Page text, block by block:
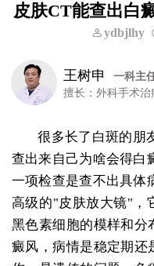
皮肤CT能查出白
ydbjlhy
王树申
一科主
擅长：外科手术
很多长了白斑的朋
查出来自己为啥会得白
一项检查是查不出具体
高级的"皮肤放大镜"，
黑色素细胞的模样和分
癜风，病情是稳定期还